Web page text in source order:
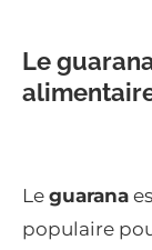
Le
Le guarana
populaire